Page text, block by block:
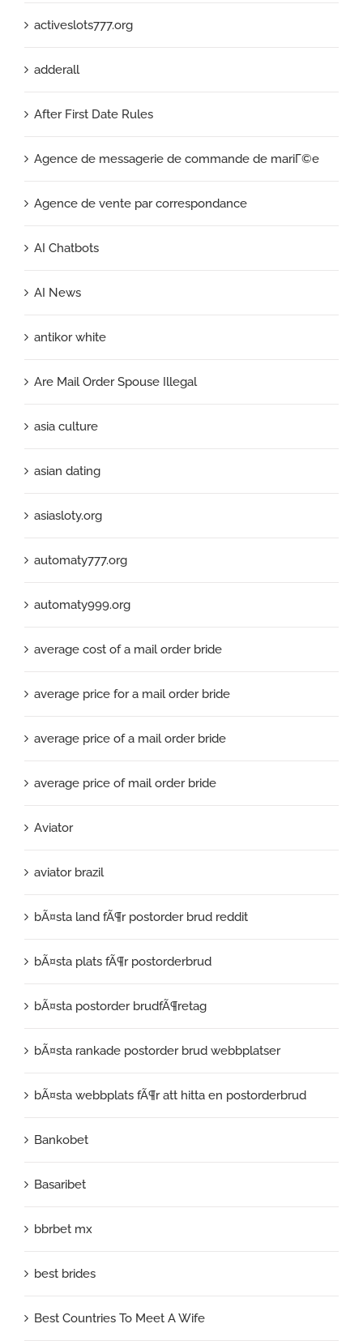
activeslots777.org
adderall
After First Date Rules
Agence de messagerie de commande de mariГ©e
Agence de vente par correspondance
AI Chatbots
AI News
antikor white
Are Mail Order Spouse Illegal
asia culture
asian dating
asiasloty.org
automaty777.org
automaty999.org
average cost of a mail order bride
average price for a mail order bride
average price of a mail order bride
average price of mail order bride
Aviator
aviator brazil
bÃ¤sta land fÃ¶r postorder brud reddit
bÃ¤sta plats fÃ¶r postorderbrud
bÃ¤sta postorder brudfÃ¶retag
bÃ¤sta rankade postorder brud webbplatser
bÃ¤sta webbplats fÃ¶r att hitta en postorderbrud
Bankobet
Basaribet
bbrbet mx
best brides
Best Countries To Meet A Wife